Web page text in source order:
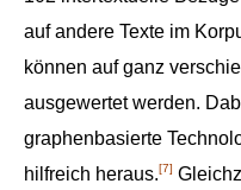
auf andere Texte im
können auf ganz
ausgewertet werden.
graphenbasierte
hilfreich heraus.[7]